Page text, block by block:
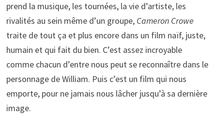
prend la musique, les tournées, la vie d’artiste, les
rivalités au sein même d’un groupe, Cameron Crowe
traite de tout ça et plus encore dans un film naïf, juste,
humain et qui fait du bien. C’est assez incroyable
comme chacun d’entre nous peut se reconnaître dans le
personnage de William. Puis c’est un film qui nous
emporte, pour ne jamais nous lâcher jusqu’à sa dernière
image.